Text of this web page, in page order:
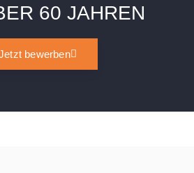
60 JAHREN
bewerben